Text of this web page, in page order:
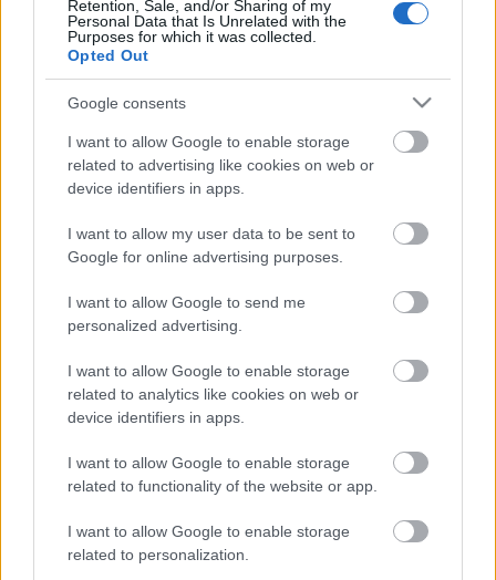
Retention, Sale, and/or Sharing of my
Personal Data that Is Unrelated with the
Purposes for which it was collected.
Opted Out
Google consents
I want to allow Google to enable storage
related to advertising like cookies on web or
device identifiers in apps.
I want to allow my user data to be sent to
Google for online advertising purposes.
I want to allow Google to send me
personalized advertising.
I want to allow Google to enable storage
related to analytics like cookies on web or
device identifiers in apps.
I want to allow Google to enable storage
related to functionality of the website or app.
I want to allow Google to enable storage
related to personalization.
Galántai Kövidinka 2010
Chardonnay
Balassa Thurzó Furmint 2009
Szólj hozzá!
A hozzászóláshoz be kell lépned!